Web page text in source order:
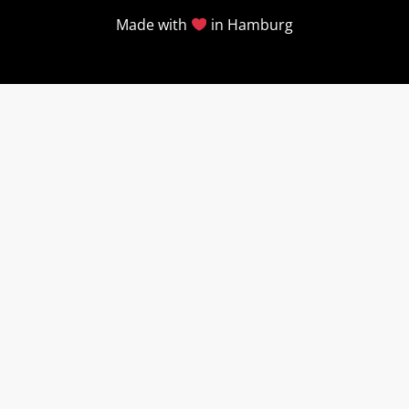
Made with in Hamburg